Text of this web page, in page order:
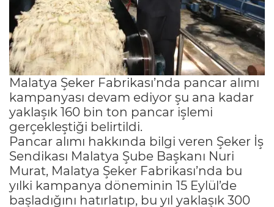
Malatya Şeker Fabrikası’nda pancar alımı
kampanyası devam ediyor şu ana kadar
yaklaşık 160 bin ton pancar işlemi
gerçekleştiği belirtildi.
Pancar alımı hakkında bilgi veren Şeker İş
Sendikası Malatya Şube Başkanı Nuri
Murat, Malatya Şeker Fabrikası’nda bu
yılki kampanya döneminin 15 Eylül’de
başladığını hatırlatıp, bu yıl yaklaşık 300